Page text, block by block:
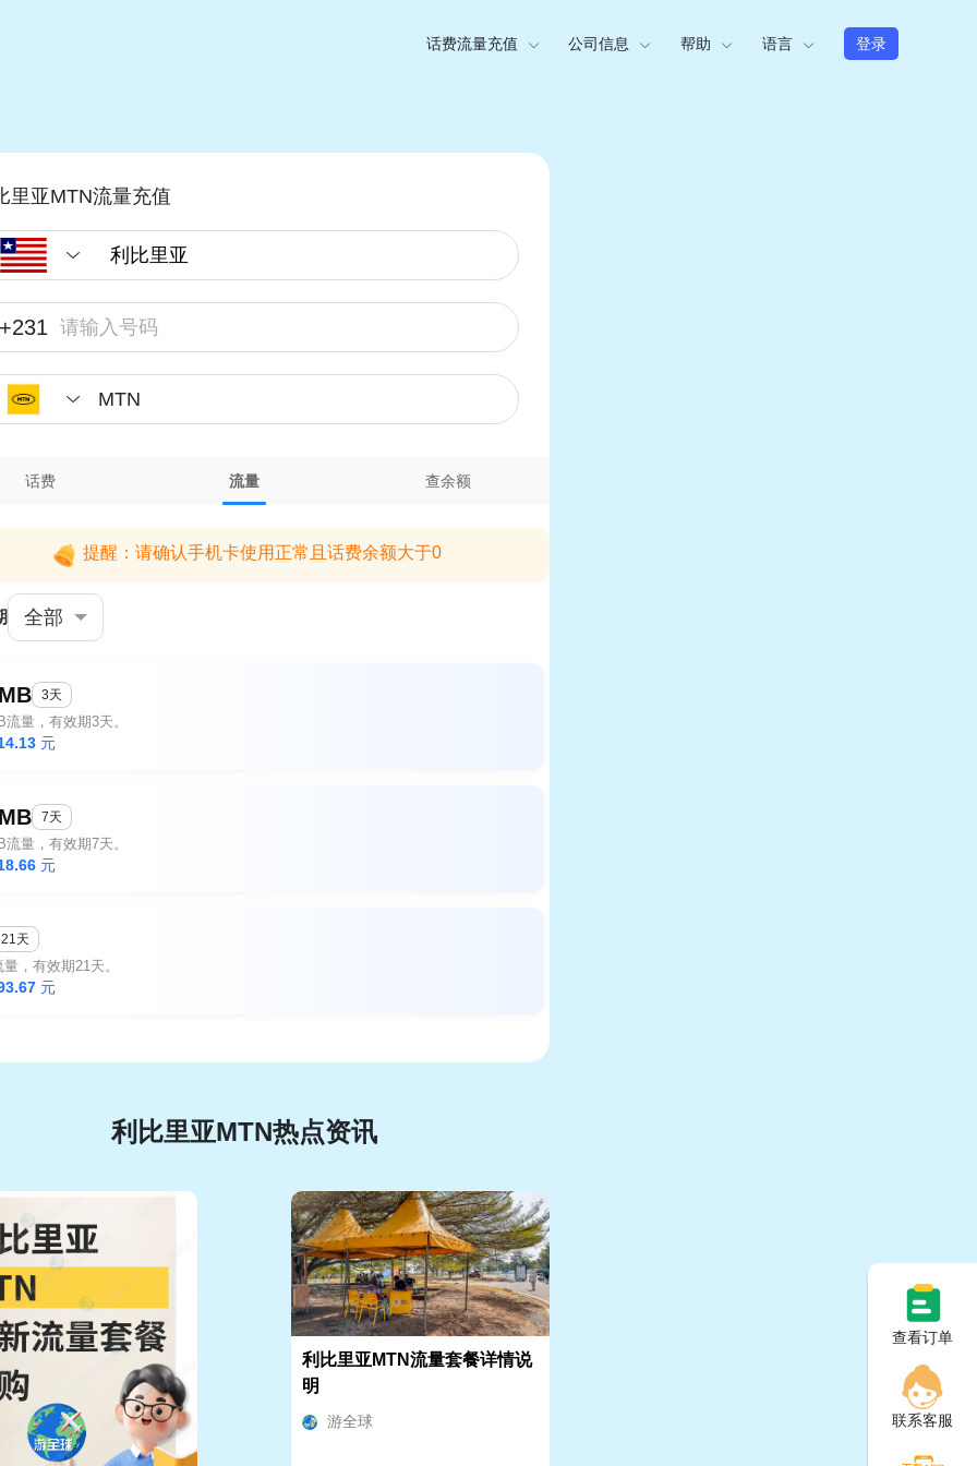
话费流量充值 公司信息 帮助 语言 登录
里亚MTN流量充值
+231
MTN
话费 流量 查余额
提醒：请确认手机卡使用正常且话费余额大于0
全部
3天
流量，有效期3天。
元
7天
流量，有效期7天。
元
21天
，有效期21天。
元
利比里亚MTN热点资讯
利比里亚MTN流量套餐详情说
明
游全球
查看订单
联系客服